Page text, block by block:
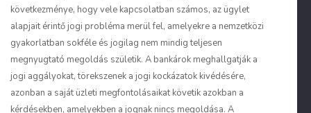
következménye, hogy vele kapcsolatban számos, az ügylet
alapjait érintő jogi probléma merül fel, amelyekre a nemzetközi
gyakorlatban sokféle és jogilag nem mindig teljesen
megnyugtató megoldás születik. A bankárok meghallgatják a
jogi aggályokat, törekszenek a jogi kockázatok kivédésére,
azonban a saját üzleti megfontolásaikat követik azokban a
kérdésekben, amelyekben a jognak nincs megoldása. A